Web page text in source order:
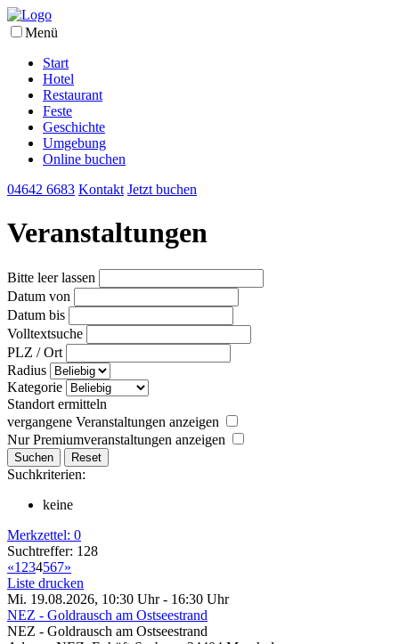
Menü
Start
Hotel
Restaurant
Feste
Geschichte
Umgebung
Online buchen
04642 6683 Kontakt Jetzt buchen
Veranstaltungen
Bitte leer lassen
Datum von
Datum bis
Volltextsuche
PLZ / Ort
Radius
Kategorie
Standort ermitteln
vergangene Veranstaltungen anzeigen
Nur Premiumveranstaltungen anzeigen
Suchkriterien:
keine
Merkzettel: 0
Suchtreffer: 128
«1 234567»
Liste drucken
Mi. 19.08.2026, 10:30 Uhr - 16:30 Uhr
NEZ - Goldrausch am Ostseestrand
NEZ - Goldrausch am Ostseestrand